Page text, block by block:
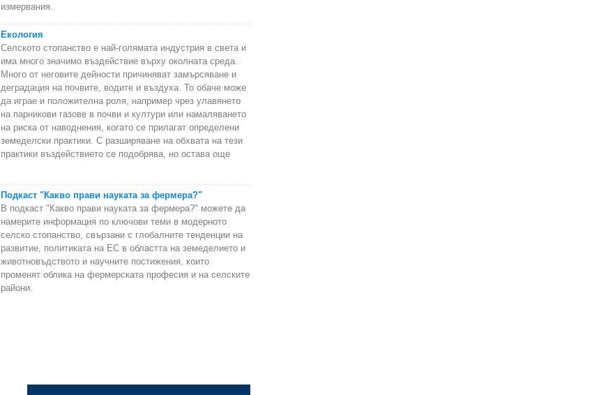
измервания.
Екология
Селското стопанство е най-голямата индустрия в света и
има много значимо въздействие върху околната среда.
Много от неговите дейности причиняват замърсяване и
деградация на почвите, водите и въздуха. То обаче може
да играе и положителна роля, например чрез улавянето
на парникови газове в почви и култури или намаляването
на риска от наводнения, когато се прилагат определени
земеделски практики. С разширяване на обхвата на тези
практики въздействието се подобрява, но остава още
Подкаст "Какво прави науката за фермера?"
В подкаст "Какво прави науката за фермера?" можете да
намерите информация по ключови теми в модерното
селско стопанство, свързани с глобалните тенденции на
развитие, политиката на ЕС в областта на земеделието и
животновъдството и научните постижения, които
променят облика на фермерската професия и на селските
райони.